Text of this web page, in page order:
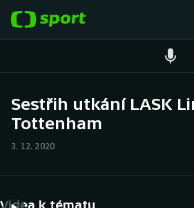
Hokej
Sestřih utkání LASK
Tottenham
3. 12. 2020
Videa k tématu